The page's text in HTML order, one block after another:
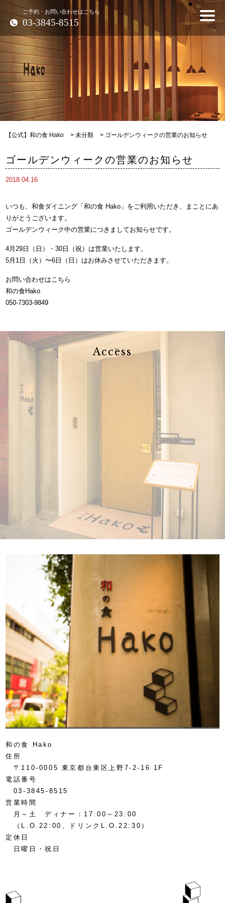
ご予約・お問い合わせはこちら
03-3845-8515
【公式】和の食 Hako >未分類 > ゴールデンウィークの営業のお知らせ
ゴールデンウィークの営業のお知らせ
2018.04.16
いつも、和食ダイニング「和の食 Hako」をご利用いただき、まことにあ
りがとうございます。
ゴールデンウィーク中の営業につきましてお知らせです。
4月29日（日）・30日（祝）は営業いたします。
5月1日（火）〜6日（日）はお休みさせていただきます。
お問い合わせはこちら
和の食Hako
050-7303-9849
Access
和の食 Hako
住所
〒110-0005 東京都台東区上野7-2-16 1F
電話番号
03-3845-8515
営業時間
月～土 ディナー：17:00～23:00
（L.O.22:00、ドリンクL.O.22:30）
定休日
日曜日・祝日